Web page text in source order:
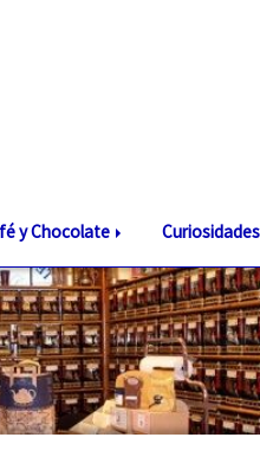
y Chocolate Curiosidades